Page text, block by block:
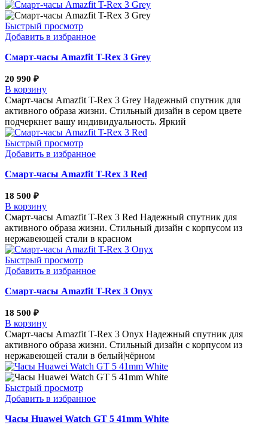
Быстрый просмотр
Добавить в избранное
Смарт-часы Amazfit T-Rex 3 Grey
20 990 ₽
В корзину
Смарт-часы Amazfit T-Rex 3 Grey Надежный спутник для
активного образа жизни. Стильный дизайн в сером цвете
подчеркнет вашу индивидуальность. Яркий
Быстрый просмотр
Добавить в избранное
Смарт-часы Amazfit T-Rex 3 Red
18 500 ₽
В корзину
Смарт-часы Amazfit T-Rex 3 Red Надежный спутник для
активного образа жизни. Стильный дизайн с корпусом из
нержавеющей стали в красном
Быстрый просмотр
Добавить в избранное
Смарт-часы Amazfit T-Rex 3 Onyx
18 500 ₽
В корзину
Смарт-часы Amazfit T-Rex 3 Onyx Надежный спутник для
активного образа жизни. Стильный дизайн с корпусом из
нержавеющей стали в белый|чёрном
Быстрый просмотр
Добавить в избранное
Часы Huawei Watch GT 5 41mm White